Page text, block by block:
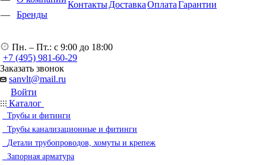
Бренды
КонтактыДоставкаОплатаГарантии
Пн. – Пт.: с 9:00 до 18:00
+7 (495) 981-60-29
Заказать звонок
sanvlt@mail.ru
Войти
Каталог
Трубы и фитинги
Трубы канализационные и фитинги
Детали трубопроводов, хомуты и крепеж
Запорная арматура